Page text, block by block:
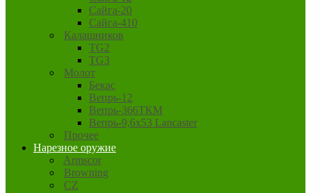
Сайга-20
Сайга-410
Калашников
TG2
TG3
Молот
Бекас
Вепрь-12
Вепрь-366ТКМ
Вепрь-9,6х53 Lancaster
Прочее
Нарезное оружие
Armscor
Browning
CZ